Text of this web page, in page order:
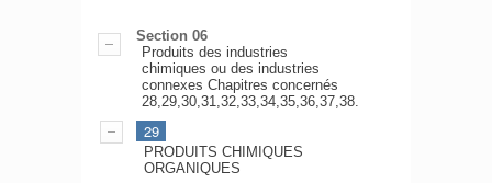
Section 06
Produits des industries
chimiques ou des industries
connexes Chapitres concernés
28,29,30,31,32,33,34,35,36,37,38.
29
PRODUITS CHIMIQUES
ORGANIQUES